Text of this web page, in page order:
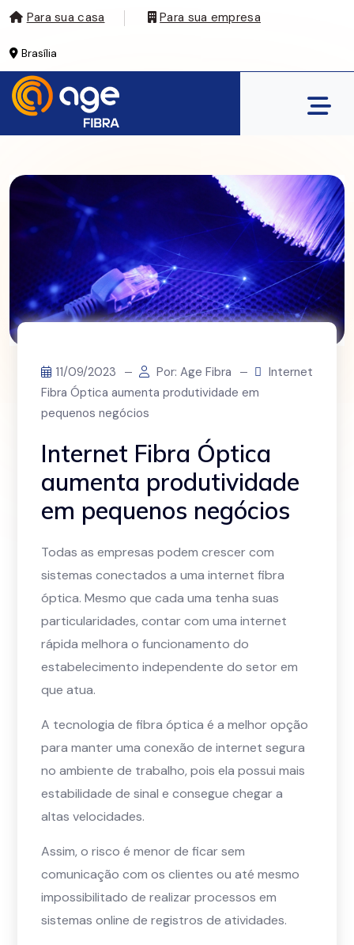
Para sua casa Para sua empresa
Brasília
11/09/2023 Por: Age Fibra
Internet
Fibra Óptica aumenta produtividade em
pequenos negócios
Internet Fibra Óptica
aumenta produtividade
em pequenos negócios
Todas as empresas podem crescer com
sistemas conectados a uma internet fibra
óptica. Mesmo que cada uma tenha suas
particularidades, contar com uma internet
rápida melhora o funcionamento do
estabelecimento independente do setor em
que atua.
A tecnologia de fibra óptica é a melhor opção
para manter uma conexão de internet segura
no ambiente de trabalho, pois ela possui mais
estabilidade de sinal e consegue chegar a
altas velocidades.
Assim, o risco é menor de ficar sem
comunicação com os clientes ou até mesmo
impossibilitado de realizar processos em
sistemas online de registros de atividades.